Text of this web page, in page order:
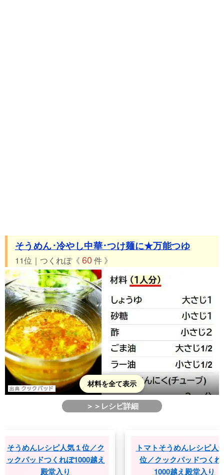
そうめん･冷やし中華･つけ麺に★万能つゆ
11位｜つくれぽ《 60 件 》
材料を全て表示
＞＞レシピ詳細
そうめんレシピ人気１位／ク
ックパッドつくれぽ1000越え
殿堂入り
トマトそうめん
位／クックパッ
1000越え殿